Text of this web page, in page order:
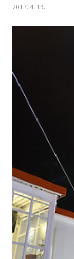
2017. 4. 19.